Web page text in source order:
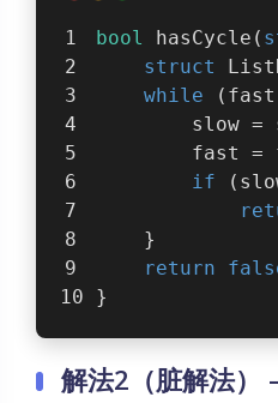
bool hasCycle(
struct
while (fast
slow =
fast =
if
    }
return
}
解法2（脏解法）